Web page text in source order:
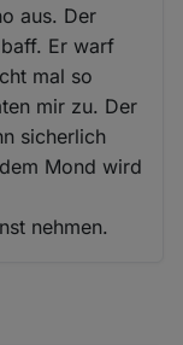
aus. Der
Er warf
mal so
mir zu. Der
sicherlich
Mond wird
nehmen.